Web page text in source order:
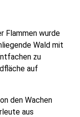
Flammen wurde
Wald mit
zu
auf
den Wachen
aus